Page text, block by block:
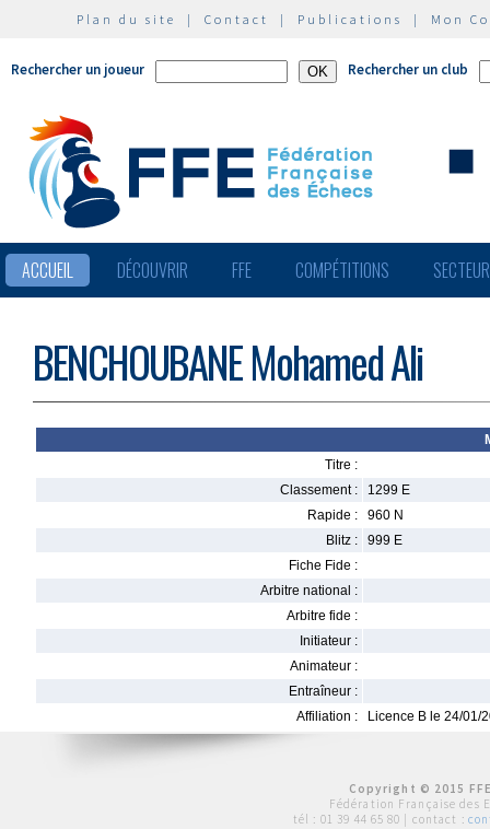
Plan du site | Contact | Publications | Mon
Rechercher un joueur Rechercher un club
ACCUEIL DÉCOUVRIR FFE COMPÉTITIONS
BENCHOUBANE Mohamed Ali
Titre :
Classement :
1299 E
Rapide :
960 N
Blitz :
999 E
Fiche Fide :
Arbitre national :
Arbitre fide :
Initiateur :
Animateur :
Entraîneur :
Affiliation :
Licence B le 24/01/
Copyright © 2015
Fédération Française des
tél : 01 39 44 65 80 | contact :